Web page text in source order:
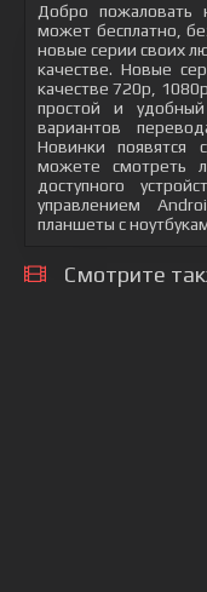
Добро
может бесплатно,
новые серии своих
качестве. Новые
качестве 720p,
простой и
вариантов
Новинки появятся
можете смотреть
доступного
управлением
планшеты с
Смотрите